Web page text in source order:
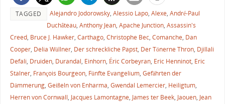
TAGGED Alejandro Jodorowsky, Alessio Lapo, Alexe, André-Paul
Duchâteau, Anthony Jean, Apache Junction, Assassin's
Creed, Bruce J. Hawker, Carthago, Christophe Bec, Comanche, Dan
Cooper, Delia Wüllner, Der schreckliche Papst, Der Tönerne Thron, Djillali
Defali, Druiden, Durandal, Einhorn, Éric Corbeyran, Eric Henninot, Eric
Stalner, François Bourgeon, Fünfte Evangelium, Gefährten der
Dämmerung, Geißeln von Enharma, Gwendal Lemercier, Heiligtum,
Herren von Cornwall, Jacques Lamontagne, James ter Beek, Jaouen, Jean